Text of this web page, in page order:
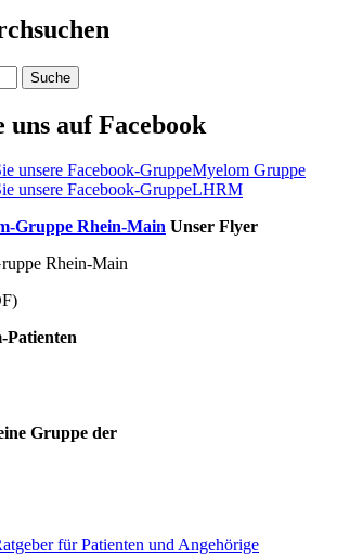
uns auf Facebook
Myelom Gruppe
LHRM
Unser Flyer
Rhein-Main
Patienten
Gruppe der